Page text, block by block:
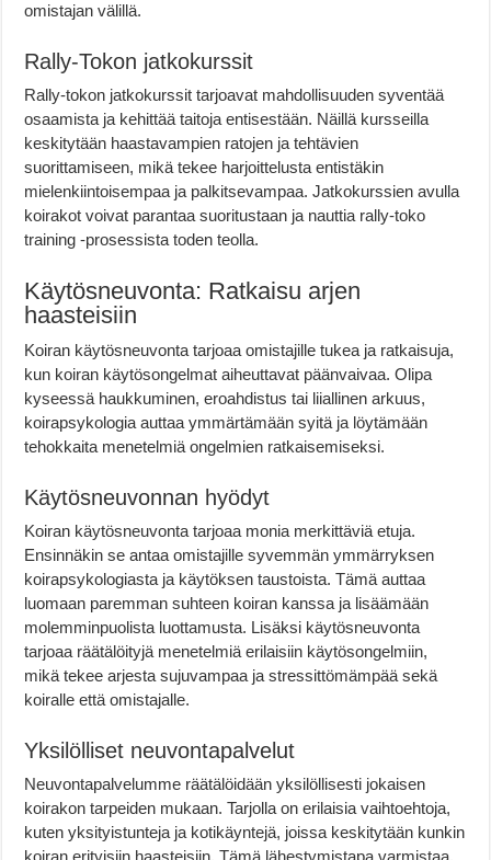
omistajan välillä.
Rally-Tokon jatkokurssit
Rally-tokon jatkokurssit tarjoavat mahdollisuuden syventää
osaamista ja kehittää taitoja entisestään. Näillä kursseilla
keskitytään haastavampien ratojen ja tehtävien
suorittamiseen, mikä tekee harjoittelusta entistäkin
mielenkiintoisempaa ja palkitsevampaa. Jatkokurssien avulla
koirakot voivat parantaa suoritustaan ja nauttia rally-toko
training -prosessista toden teolla.
Käytösneuvonta: Ratkaisu arjen
haasteisiin
Koiran käytösneuvonta tarjoaa omistajille tukea ja ratkaisuja,
kun koiran käytösongelmat aiheuttavat päänvaivaa. Olipa
kyseessä haukkuminen, eroahdistus tai liiallinen arkuus,
koirapsykologia auttaa ymmärtämään syitä ja löytämään
tehokkaita menetelmiä ongelmien ratkaisemiseksi.
Käytösneuvonnan hyödyt
Koiran käytösneuvonta tarjoaa monia merkittäviä etuja.
Ensinnäkin se antaa omistajille syvemmän ymmärryksen
koirapsykologiasta ja käytöksen taustoista. Tämä auttaa
luomaan paremman suhteen koiran kanssa ja lisäämään
molemminpuolista luottamusta. Lisäksi käytösneuvonta
tarjoaa räätälöityjä menetelmiä erilaisiin käytösongelmiin,
mikä tekee arjesta sujuvampaa ja stressittömämpää sekä
koiralle että omistajalle.
Yksilölliset neuvontapalvelut
Neuvontapalvelumme räätälöidään yksilöllisesti jokaisen
koirakon tarpeiden mukaan. Tarjolla on erilaisia vaihtoehtoja,
kuten yksityistunteja ja kotikäyntejä, joissa keskitytään kunkin
koiran erityisiin haasteisiin. Tämä lähestymistapa varmistaa,